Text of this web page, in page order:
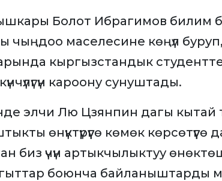
Болот Ибрагимов билим
чыңдоо маселесине көңүл
кыргызстандык
кароону сунуштады.
элчи Лю Цзянпин дагы кытай
өнүктүрүүгө көмөк
биз үчүн артыкчылыктуу
боюнча байланыштарды